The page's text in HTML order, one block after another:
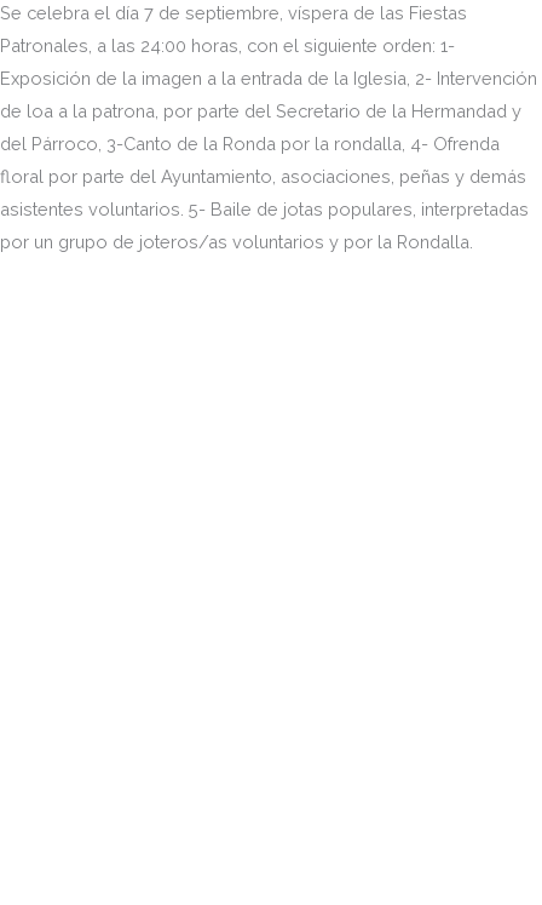
Se celebra el día 7 de septiembre, víspera de las Fiestas
Patronales, a las 24:00 horas, con el siguiente orden: 1-
Exposición de la imagen a la entrada de la Iglesia, 2- Intervención
de loa a la patrona, por parte del Secretario de la Hermandad y
del Párroco, 3-Canto de la Ronda por la rondalla, 4- Ofrenda
floral por parte del Ayuntamiento, asociaciones, peñas y demás
asistentes voluntarios. 5- Baile de jotas populares, interpretadas
por un grupo de joteros/as voluntarios y por la Rondalla.